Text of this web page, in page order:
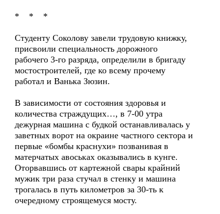
* * *
Студенту Соколову завели трудовую книжку,
присвоили специальность дорожного
рабочего 3-го разряда, определили в бригаду
мостостроителей, где ко всему прочему
работал и Ванька Зюзин.
В зависимости от состояния здоровья и
количества страждущих…, в 7-00 утра
дежурная машина с будкой останавливалась у
заветных ворот на окраине частного сектора и
первые «бомбы краснухи» позванивая в
матерчатых авоськах оказывались в кунге.
Оторвавшись от картежной свары крайний
мужик три раза стучал в стенку и машина
трогалась в путь километров за 30-ть к
очередному строящемуся мосту.